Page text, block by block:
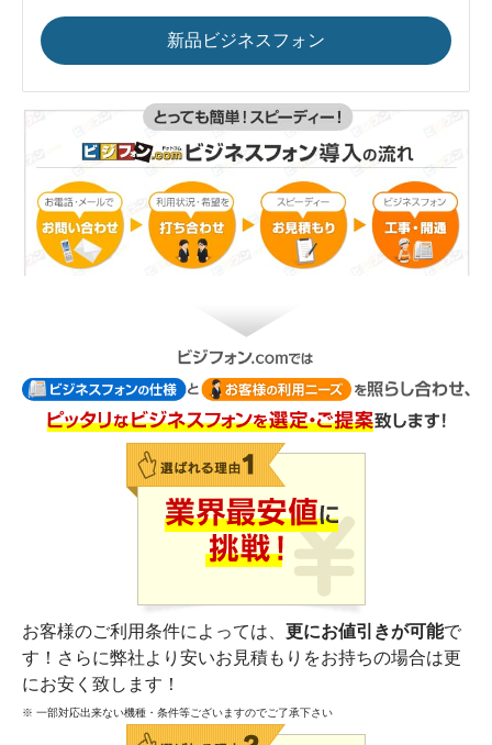
新品ビジネスフォン
お客様のご利用条件によっては、 更にお値引きが可能で
す！さらに弊社より安いお見積もりをお持ちの場合は更
にお安く致します！
※ 一部対応出来ない機種・条件等ございますのでご了承下さい